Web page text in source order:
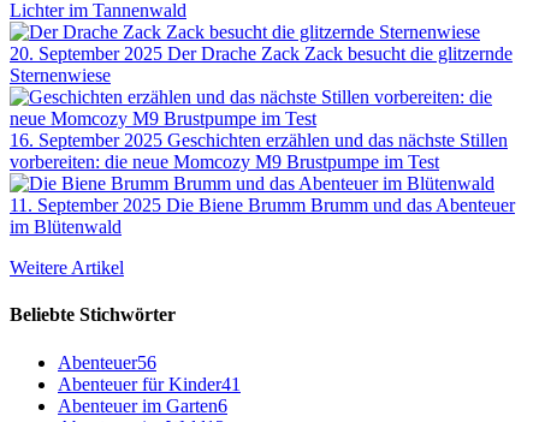
Lichter im Tannenwald
20. September 2025 Der Drache Zack Zack besucht die glitzernde
Sternenwiese
16. September 2025 Geschichten erzählen und das nächste Stillen
vorbereiten: die neue Momcozy M9 Brustpumpe im Test
11. September 2025 Die Biene Brumm Brumm und das Abenteuer
im Blütenwald
Weitere Artikel
Beliebte Stichwörter
Abenteuer56
Abenteuer für Kinder41
Abenteuer im Garten6